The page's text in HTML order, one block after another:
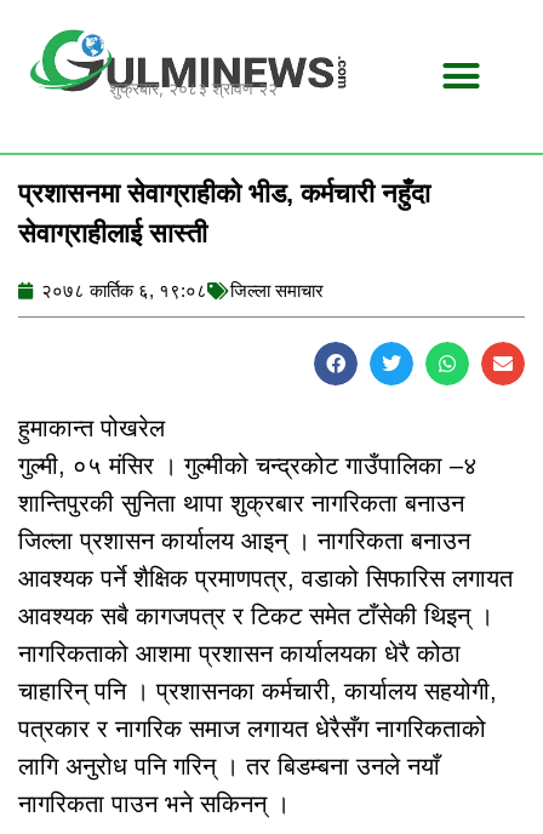
content
शुक्रबार, २०८३ श्रावण २२
प्रशासनमा सेवाग्राहीको भीड, कर्मचारी नहुँदा
सेवाग्राहीलाई सास्ती
२०७८ कार्तिक ६, १९:०८ जिल्ला समाचार
हुमाकान्त पोखरेल
गुल्मी, ०५ मंसिर । गुल्मीको चन्द्रकोट गाउँपालिका –४
शान्तिपुरकी सुनिता थापा शुक्रबार नागरिकता बनाउन
जिल्ला प्रशासन कार्यालय आइन् । नागरिकता बनाउन
आवश्यक पर्ने शैक्षिक प्रमाणपत्र, वडाको सिफारिस लगायत
आवश्यक सबै कागजपत्र र टिकट समेत टाँसेकी थिइन् ।
नागरिकताको आशमा प्रशासन कार्यालयका धेरै कोठा
चाहारिन् पनि । प्रशासनका कर्मचारी, कार्यालय सहयोगी,
पत्रकार र नागरिक समाज लगायत धेरैसँग नागरिकताको
लागि अनुरोध पनि गरिन् । तर बिडम्बना उनले नयाँ
नागरिकता पाउन भने सकिनन् ।